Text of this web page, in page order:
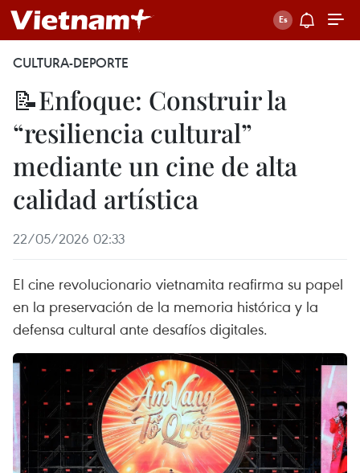
CULTURA-DEPORTE
📝Enfoque: Construir la
“resiliencia cultural”
mediante un cine de alta
calidad artística
22/05/2026 02:33
El cine revolucionario vietnamita reafirma su papel
en la preservación de la memoria histórica y la
defensa cultural ante desafíos digitales.